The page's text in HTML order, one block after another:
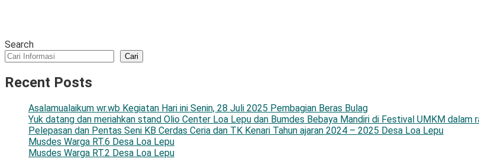
Search
Cari
Recent Posts
Asalamualaikum wr.wb Kegiatan Hari ini Senin, 28 Juli 2025 Pembagian Beras Bulag
Yuk datang dan meriahkan stand Olio Center Loa Lepu dan Bumdes Bebaya Mandiri di Festival UMKM dalam
Pelepasan dan Pentas Seni KB Cerdas Ceria dan TK Kenari Tahun ajaran 2024 – 2025 Desa Loa Lepu
Musdes Warga RT.6 Desa Loa Lepu
Musdes Warga RT.2 Desa Loa Lepu